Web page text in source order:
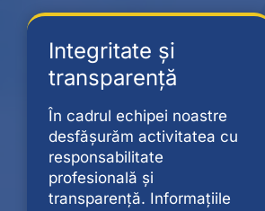
Integritate și
transparență
În cadrul echipei noastre
desfășurăm activitatea cu
responsabilitate
profesională și
transparență. Informațiile